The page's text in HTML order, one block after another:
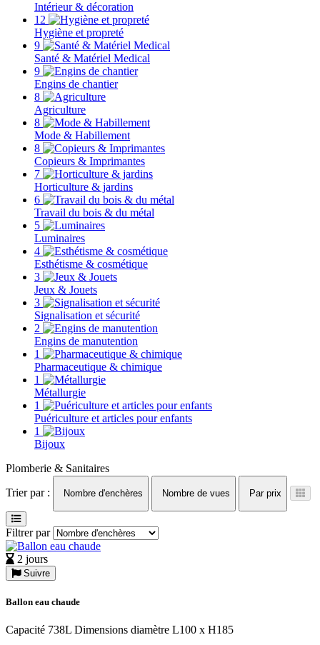
Intérieur & décoration
12
Hygiène et propreté
9
Santé & Matériel Medical
9
Engins de chantier
8
Agriculture
8
Mode & Habillement
8
Copieurs & Imprimantes
7
Horticulture & jardins
6
Travail du bois & du métal
5
Luminaires
4
Esthétisme & cosmétique
3
Jeux & Jouets
3
Signalisation et sécurité
2
Engins de manutention
1
Pharmaceutique & chimique
1
Métallurgie
1
Puériculture et articles pour enfants
1
Bijoux
Plomberie & Sanitaires
Trier par :
Nombre d'enchères Nombre de vues Par prix
Filtrer par
2 jours
Suivre
Ballon eau chaude
Capacité 738L Dimensions diamètre L100 x H185